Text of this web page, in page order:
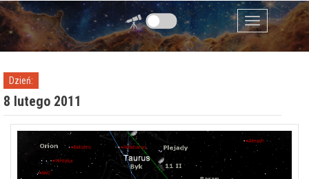
Przejdź do zawartości
Menu
Dzień:
8 lutego 2011